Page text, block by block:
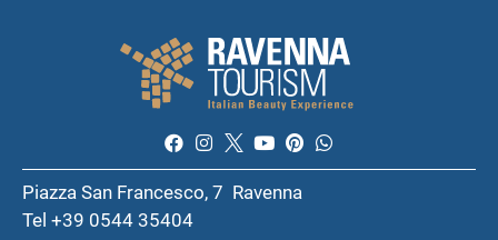
Piazza San Francesco, 7 Ravenna
Tel +39 0544 35404